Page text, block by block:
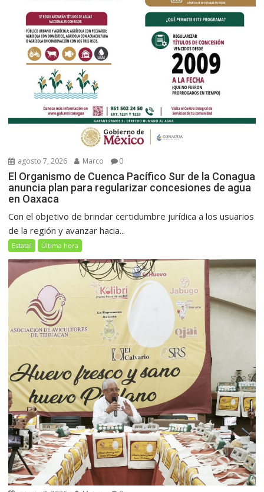
agosto 7, 2026 Marco 0
El Organismo de Cuenca Pacífico Sur de la Conagua
anuncia plan para regularizar concesiones de agua
en Oaxaca
Con el objetivo de brindar certidumbre jurídica a los usuarios
de la región y avanzar hacia...
Estatal Última hora